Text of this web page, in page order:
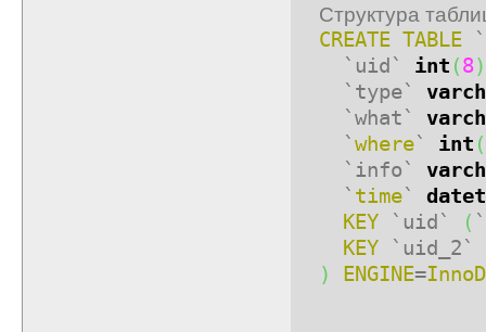
Структура
CREATE TABLE
`uid` int (8)
`type`
`what`
`where` int (
`info`
` time`
KEY `uid` (
KEY `uid_2`
)
ENGINE=